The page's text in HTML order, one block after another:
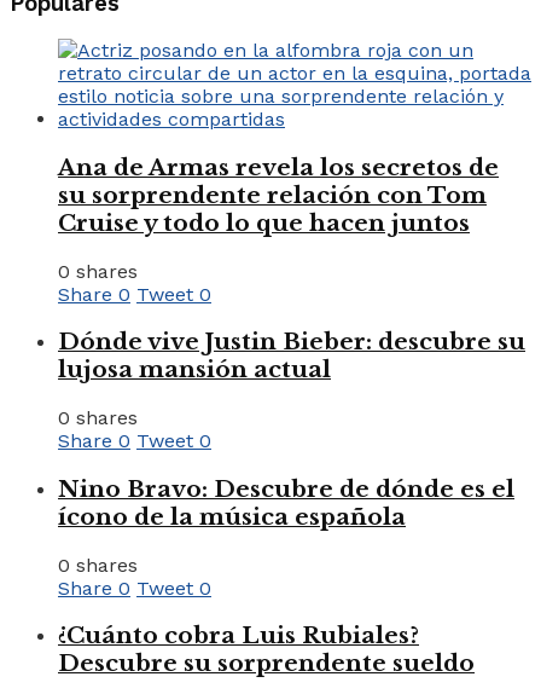
Ana de Armas revela los secretos de
su sorprendente relación con Tom
Cruise y todo lo que hacen juntos
0 shares
Share 0 Tweet 0
Dónde vive Justin Bieber: descubre su
lujosa mansión actual
0 shares
Share 0 Tweet 0
Nino Bravo: Descubre de dónde es el
ícono de la música española
0 shares
Share 0 Tweet 0
¿Cuánto cobra Luis Rubiales?
Descubre su sorprendente sueldo